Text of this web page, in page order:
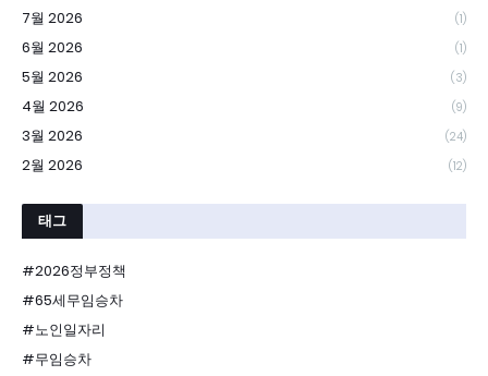
7월 2026 (1)
6월 2026 (1)
5월 2026 (3)
4월 2026 (9)
3월 2026 (24)
2월 2026 (12)
태그
#2026정부정책
#65세무임승차
#노인일자리
#무임승차